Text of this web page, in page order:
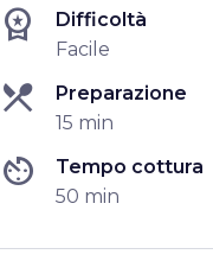
workspace_premium
Difficoltà
Facile
restaurant_menu
Preparazione
15 min
av_timer
Tempo cottura
50 min